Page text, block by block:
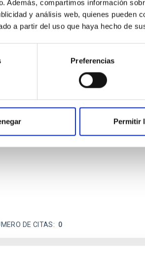
Además, compartimos información
y análisis web, quienes pueden
a partir del uso que haya hecho de
Preferencias
Permitir
DE CITAS 1
monitoring of the
quadruply-imaged gravitationally
a new photometric technique. This
DE CITAS 0